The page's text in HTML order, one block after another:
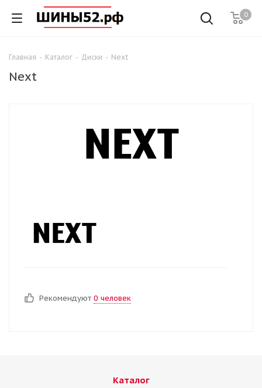
0
Главная - Каталог - Диски - Next
Next
Рекомендуют 0 человек
Каталог